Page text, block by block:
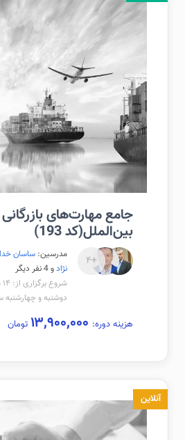
جامع مهارت‌های
بین‌الملل(کد 193)
+۴ مدرسین: ساسان
نژادو 4 نفر دیگر
شروع برگزاری از: ۱۴ مرداد ۱۴۰۳
دوشنبه و چهارشنبه ساعت
هزینه دوره: تومان
آنلاین